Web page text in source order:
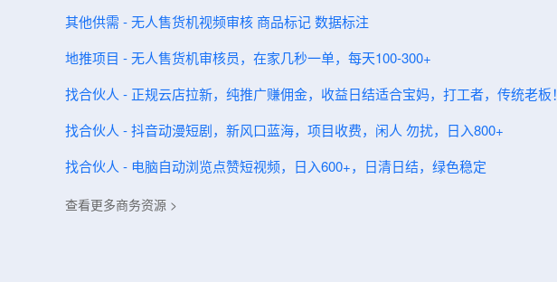
其他供需 - 无人售货机视频审核 商品标记 数据标注
地推项目 - 无人售货机审核员，在家几秒一单，每天100-300+
找合伙人 - 正规云店拉新，纯推广赚佣金，收益日结适合宝妈，打工者，传统老板！
找合伙人 - 抖音动漫短剧，新风口蓝海，项目收费，闲人 勿扰，日入800+
找合伙人 - 电脑自动浏览点赞短视频，日入600+，日清日结，绿色稳定
查看更多商务资源 >